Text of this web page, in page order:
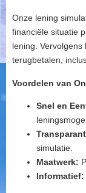
Onze lening
financiële situatie
lening.
terugbetalen,
Voordelen van
Snel en
simulatie.
Maatwerk:
Informatief: